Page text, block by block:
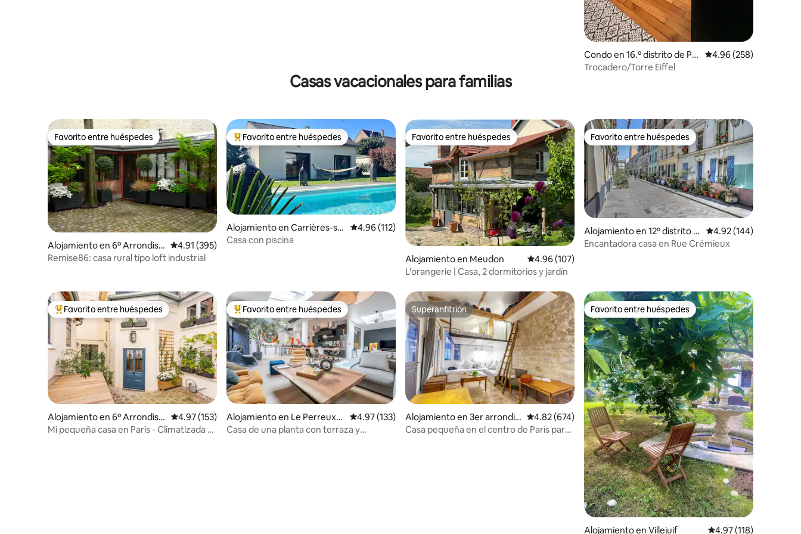
Condo en 16.º distrito de Par
ís
Calificación promedio:
4.96 (258)
Trocadero/Torre Eiffel
Casas vacacionales para familias
Favorito entre huéspedes
Favorito entre huéspedes
Alojamiento en 6º Arrondiss
ement
Calificación promedio: 4.91 de 5, 395 reseñas
4.91 (395)
Remise86: casa rural tipo loft industrial
Favorito entre huéspedes preferido
Favorito entre huéspedes
Alojamiento en Carrières-su
r-Seine
Calificación promedio: 4.96 de 5, 112 reseñas
4.96 (112)
Casa con piscina
Favorito entre huéspedes
Favorito entre huéspedes
Alojamiento en Meudon Calificación promedio: 4.96 de 5, 107 reseñas
4.96 (107)
L'orangerie | Casa, 2 dormitorios y jardín
Favorito entre huéspedes
Favorito entre huéspedes
Alojamiento en 12º distrito d
e París
Calificación promedio:
4.92 (144)
Encantadora casa en Rue Crémieux
Favorito entre huéspedes preferido
Favorito entre huéspedes
Alojamiento en 6º Arrondiss
ement
Calificación promedio: 4.97 de 5, 153 reseñas
4.97 (153)
Mi pequeña casa en París - Climatizada -
Favorito entre huéspedes preferido
Favorito entre huéspedes
Alojamiento en Le Perreux-s
ur-Marne
Calificación promedio: 4.97 de 5, 133 reseñas
4.97 (133)
Casa de una planta con terraza y
Superanfitrión
Superanfitrión
Alojamiento en 3er arrondis
sement
Calificación promedio: 4.82 de 5, 674 reseñas
4.82 (674)
Casa pequeña en el centro de París para
Favorito entre huéspedes
Favorito entre huéspedes
Alojamiento en Villejuif Calificación promedio:
4.97 (118)